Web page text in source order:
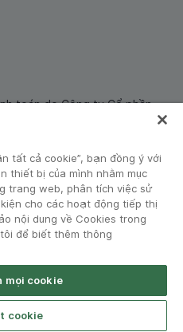
toán do Công ty Cổ phần
- 2026
tất cả cookie”, bạn đồng ý với
thiết bị của mình nhằm mục
trang web, phân tích việc sử
cho các hoạt động tiếp thị
nội dung về Cookies trong
để biết thêm thông
mọi cookie
cookie